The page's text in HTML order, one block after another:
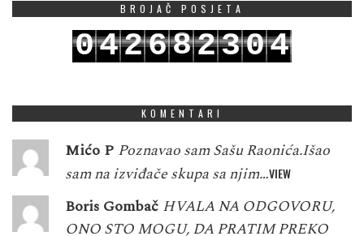
BROJAČ POSJETA
042682304
KOMENTARI
Mićo P Poznavao sam Sašu Raonića.Išao
sam na izviđače skupa sa njim…VIEW
Boris Gombač HVALA NA ODGOVORU,
ONO STO MOGU, DA PRATIM PREKO